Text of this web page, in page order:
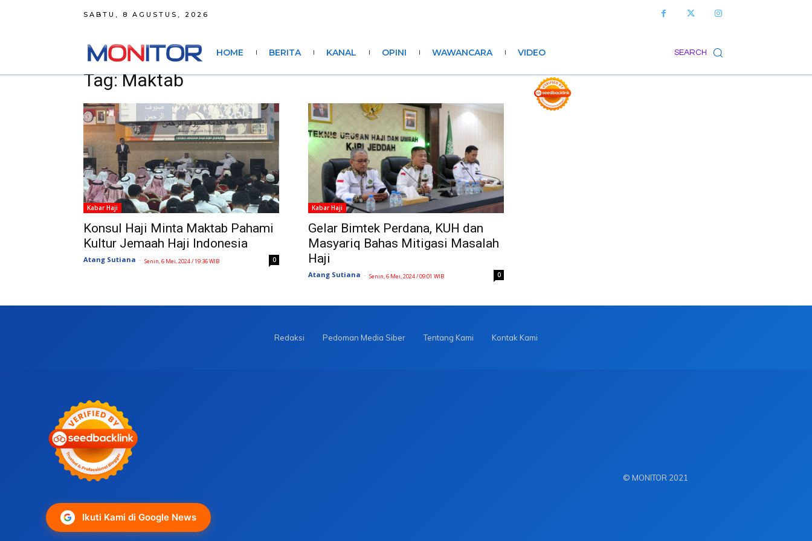
SABTU, 8 AGUSTUS, 2026
SEARCH
HOME BERITA KANAL OPINI WAWANCARA VIDEO
Tag: Maktab
Kabar Haji
Konsul Haji Minta Maktab Pahami
Kultur Jemaah Haji Indonesia
Atang Sutiana - Senin, 6 Mei, 2024 / 19:36 WIB 0
Kabar Haji
Gelar Bimtek Perdana, KUH dan
Masyariq Bahas Mitigasi Masalah
Haji
Atang Sutiana - Senin, 6 Mei, 2024 / 09:01 WIB 0
Redaksi Pedoman Media Siber Tentang Kami Kontak Kami
Ikuti Kami di Google News
© MONITOR 2021